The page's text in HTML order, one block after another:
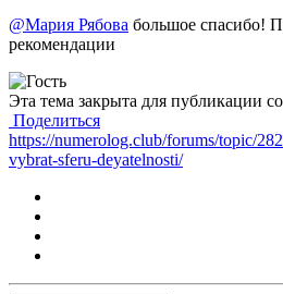
@Мария Рябова большое спасибо!
рекомендации
Эта тема закрыта для публикации
Поделиться
https://numerolog.club/forums/topic/
vybrat-sferu-deyatelnosti/